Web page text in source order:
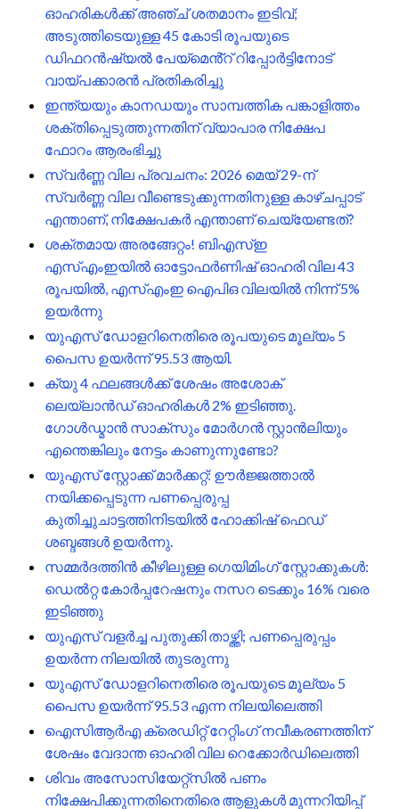
ഓഹരികൾക്ക് അഞ്ച് ശതമാനം ഇടിവ്;
അടുത്തിടെയുള്ള 45 കോടി രൂപയുടെ
ഡിഫറൻഷ്യൽ പേയ്‌മെൻ്റ് റിപ്പോർട്ടിനോട്
വായ്പക്കാരൻ പ്രതികരിച്ചു
ഇന്ത്യയും കാനഡയും സാമ്പത്തിക പങ്കാളിത്തം
ശക്തിപ്പെടുത്തുന്നതിന് വ്യാപാര നിക്ഷേപ
ഫോറം ആരംഭിച്ചു
സ്വർണ്ണ വില പ്രവചനം: 2026 മെയ് 29-ന്
സ്വർണ്ണ വില വീണ്ടെടുക്കുന്നതിനുള്ള കാഴ്ചപ്പാട്
എന്താണ്, നിക്ഷേപകർ എന്താണ് ചെയ്യേണ്ടത്?
ശക്തമായ അരങ്ങേറ്റം! ബിഎസ്ഇ
എസ്എംഇയിൽ ഓട്ടോഫർണിഷ് ഓഹരി വില 43
രൂപയിൽ, എസ്എംഇ ഐപിഒ വിലയിൽ നിന്ന് 5%
ഉയർന്നു
യുഎസ് ഡോളറിനെതിരെ രൂപയുടെ മൂല്യം 5
പൈസ ഉയർന്ന് 95.53 ആയി.
ക്യു 4 ഫലങ്ങൾക്ക് ശേഷം അശോക്
ലെയ്‌ലാൻഡ് ഓഹരികൾ 2% ഇടിഞ്ഞു.
ഗോൾഡ്മാൻ സാക്‌സും മോർഗൻ സ്റ്റാൻലിയും
എന്തെങ്കിലും നേട്ടം കാണുന്നുണ്ടോ?
യുഎസ് സ്റ്റോക്ക് മാർക്കറ്റ്: ഊർജ്ജത്താൽ
നയിക്കപ്പെടുന്ന പണപ്പെരുപ്പ
കുതിച്ചുചാട്ടത്തിനിടയിൽ ഹോക്കിഷ് ഫെഡ്
ശബ്ദങ്ങൾ ഉയർന്നു.
സമ്മർദത്തിൻ കീഴിലുള്ള ഗെയിമിംഗ് സ്റ്റോക്കുകൾ:
ഡെൽറ്റ കോർപ്പറേഷനും നസറ ടെക്കും 16% വരെ
ഇടിഞ്ഞു
യുഎസ് വളർച്ച പുതുക്കി താഴ്ത്തി; പണപ്പെരുപ്പം
ഉയർന്ന നിലയിൽ തുടരുന്നു
യുഎസ് ഡോളറിനെതിരെ രൂപയുടെ മൂല്യം 5
പൈസ ഉയർന്ന് 95.53 എന്ന നിലയിലെത്തി
ഐസിആർഎ ക്രെഡിറ്റ് റേറ്റിംഗ് നവീകരണത്തിന്
ശേഷം വേദാന്ത ഓഹരി വില റെക്കോർഡിലെത്തി
ശിവം അസോസിയേറ്റ്സിൽ പണം
നിക്ഷേപിക്കുന്നതിനെതിരെ ആളുകൾ മുന്നറിയിപ്പ്